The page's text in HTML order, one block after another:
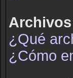
¿Qué
¿Cómo